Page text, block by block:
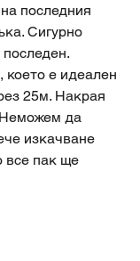
последния
Сигурно
което е идеален
25м. Накрая
да
изкачване
все пак ще